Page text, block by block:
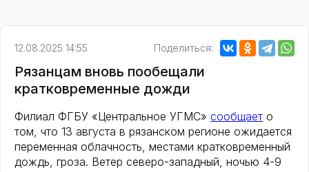
12.08.2025 14:55 Поделиться:
Рязанцам вновь пообещали
кратковременные дожди
Филиал ФГБУ «Центральное УГМС» сообщает о
том, что 13 августа в рязанском регионе ожидается
переменная облачность, местами кратковременный
дождь, гроза. Ветер северо-западный, ночью 4-9